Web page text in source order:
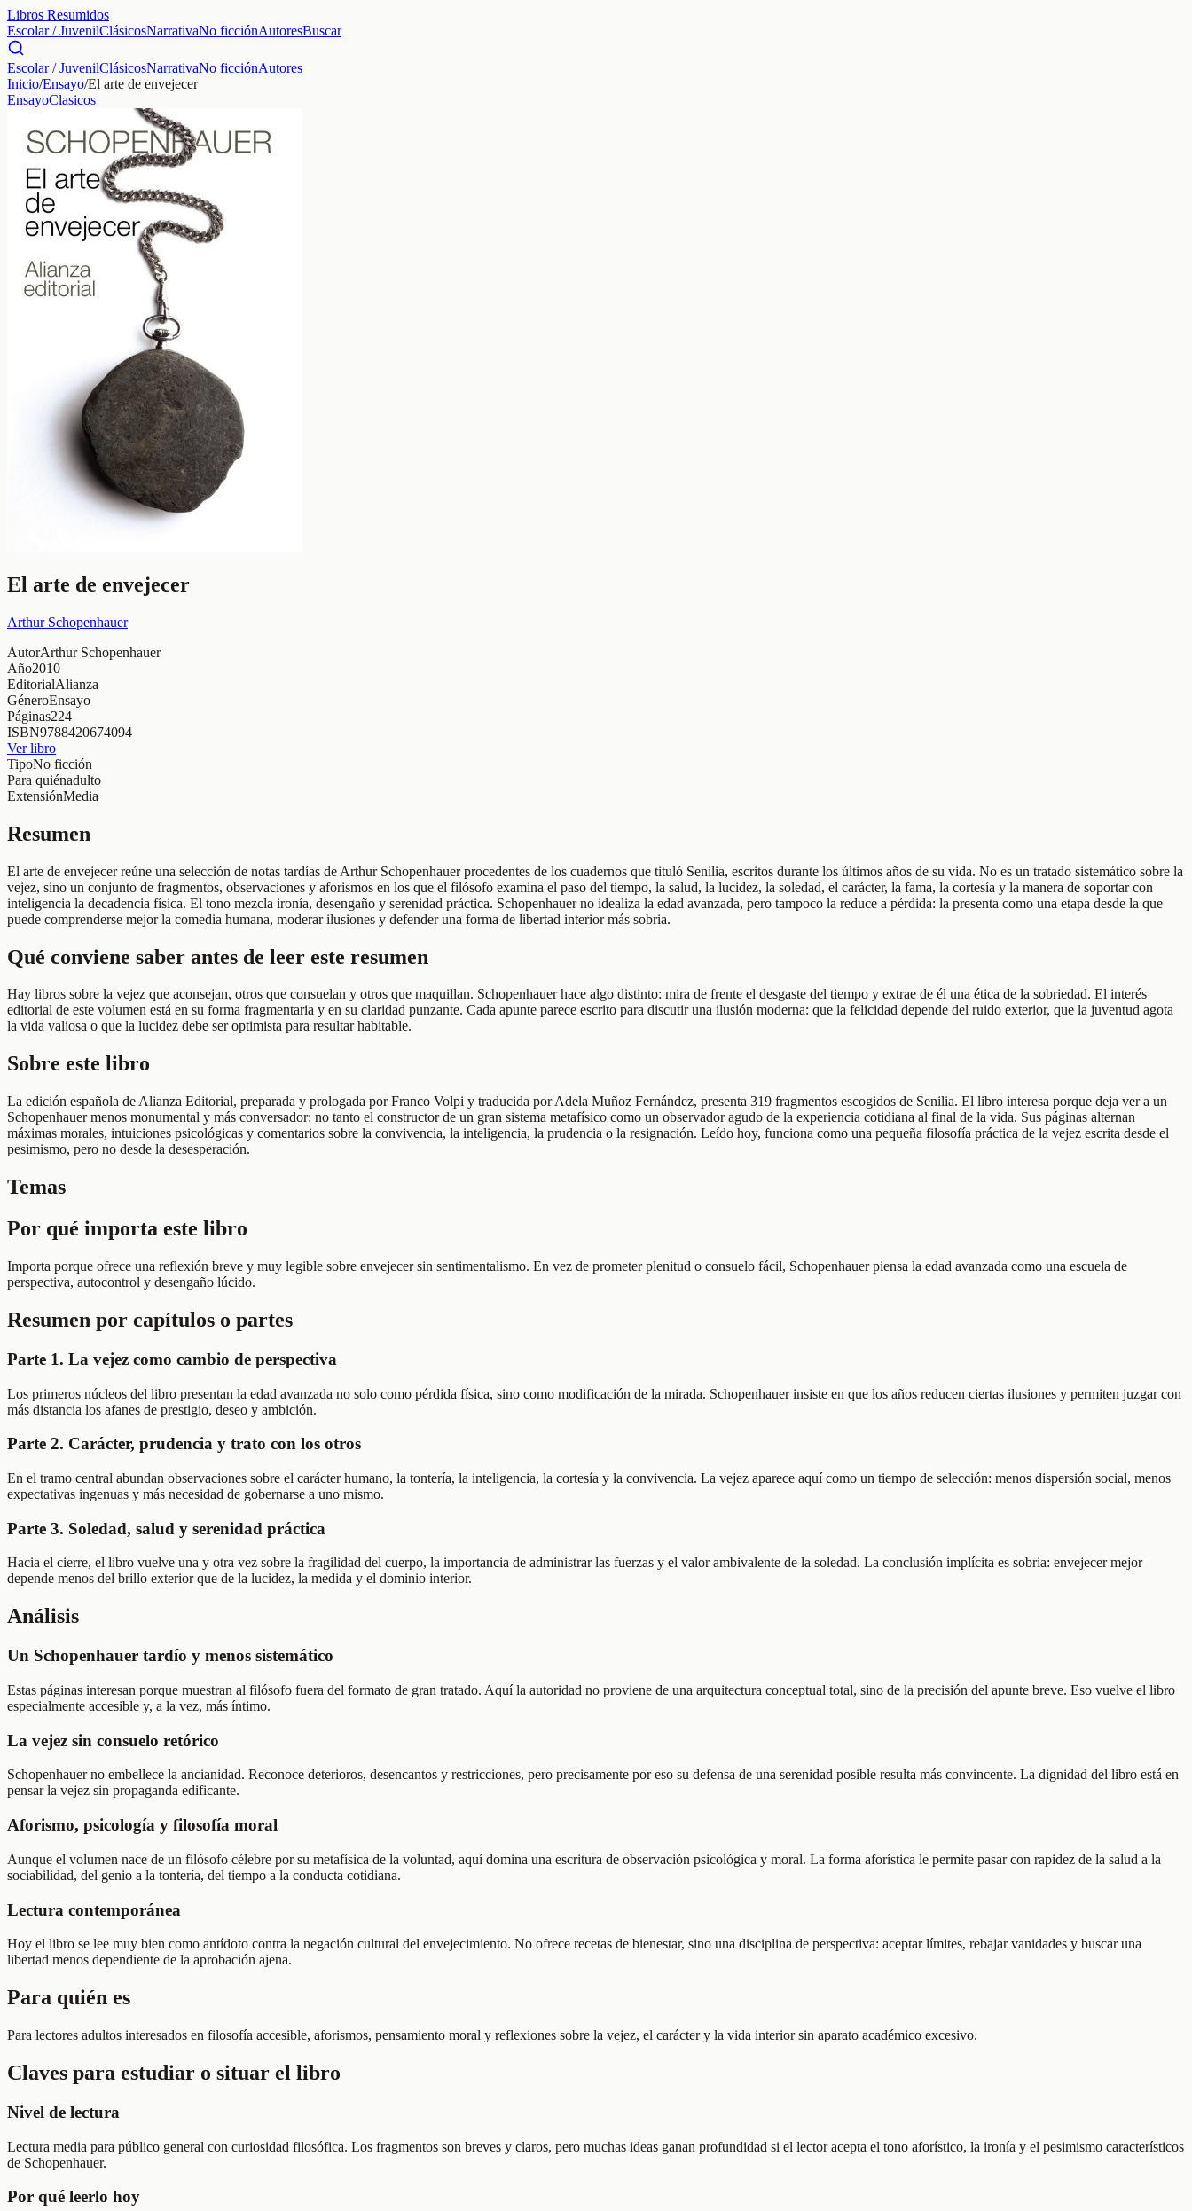
Libros Resumidos
Escolar / JuvenilClásicosNarrativaNo ficciónAutoresBuscar
Escolar / JuvenilClásicosNarrativaNo ficciónAutores
Inicio/Ensayo/El arte de envejecer
EnsayoClasicos
El arte de envejecer
Arthur Schopenhauer
AutorArthur Schopenhauer
Año2010
EditorialAlianza
GéneroEnsayo
Páginas224
ISBN9788420674094
Ver libro
TipoNo ficción
Para quiénadulto
ExtensiónMedia
Resumen
El arte de envejecer reúne una selección de notas tardías de Arthur Schopenhauer procedentes de los cuadernos que tituló Senilia, escritos durante los últimos años de su vida. No es un tratado sistemático sobre la
vejez, sino un conjunto de fragmentos, observaciones y aforismos en los que el filósofo examina el paso del tiempo, la salud, la lucidez, la soledad, el carácter, la fama, la cortesía y la manera de soportar con
inteligencia la decadencia física. El tono mezcla ironía, desengaño y serenidad práctica. Schopenhauer no idealiza la edad avanzada, pero tampoco la reduce a pérdida: la presenta como una etapa desde la que
puede comprenderse mejor la comedia humana, moderar ilusiones y defender una forma de libertad interior más sobria.
Qué conviene saber antes de leer este resumen
Hay libros sobre la vejez que aconsejan, otros que consuelan y otros que maquillan. Schopenhauer hace algo distinto: mira de frente el desgaste del tiempo y extrae de él una ética de la sobriedad. El interés
editorial de este volumen está en su forma fragmentaria y en su claridad punzante. Cada apunte parece escrito para discutir una ilusión moderna: que la felicidad depende del ruido exterior, que la juventud agota
la vida valiosa o que la lucidez debe ser optimista para resultar habitable.
Sobre este libro
La edición española de Alianza Editorial, preparada y prologada por Franco Volpi y traducida por Adela Muñoz Fernández, presenta 319 fragmentos escogidos de Senilia. El libro interesa porque deja ver a un
Schopenhauer menos monumental y más conversador: no tanto el constructor de un gran sistema metafísico como un observador agudo de la experiencia cotidiana al final de la vida. Sus páginas alternan
máximas morales, intuiciones psicológicas y comentarios sobre la convivencia, la inteligencia, la prudencia o la resignación. Leído hoy, funciona como una pequeña filosofía práctica de la vejez escrita desde el
pesimismo, pero no desde la desesperación.
Temas
Por qué importa este libro
Importa porque ofrece una reflexión breve y muy legible sobre envejecer sin sentimentalismo. En vez de prometer plenitud o consuelo fácil, Schopenhauer piensa la edad avanzada como una escuela de
perspectiva, autocontrol y desengaño lúcido.
Resumen por capítulos o partes
Parte 1. La vejez como cambio de perspectiva
Los primeros núcleos del libro presentan la edad avanzada no solo como pérdida física, sino como modificación de la mirada. Schopenhauer insiste en que los años reducen ciertas ilusiones y permiten juzgar con
más distancia los afanes de prestigio, deseo y ambición.
Parte 2. Carácter, prudencia y trato con los otros
En el tramo central abundan observaciones sobre el carácter humano, la tontería, la inteligencia, la cortesía y la convivencia. La vejez aparece aquí como un tiempo de selección: menos dispersión social, menos
expectativas ingenuas y más necesidad de gobernarse a uno mismo.
Parte 3. Soledad, salud y serenidad práctica
Hacia el cierre, el libro vuelve una y otra vez sobre la fragilidad del cuerpo, la importancia de administrar las fuerzas y el valor ambivalente de la soledad. La conclusión implícita es sobria: envejecer mejor
depende menos del brillo exterior que de la lucidez, la medida y el dominio interior.
Análisis
Un Schopenhauer tardío y menos sistemático
Estas páginas interesan porque muestran al filósofo fuera del formato de gran tratado. Aquí la autoridad no proviene de una arquitectura conceptual total, sino de la precisión del apunte breve. Eso vuelve el libro
especialmente accesible y, a la vez, más íntimo.
La vejez sin consuelo retórico
Schopenhauer no embellece la ancianidad. Reconoce deterioros, desencantos y restricciones, pero precisamente por eso su defensa de una serenidad posible resulta más convincente. La dignidad del libro está en
pensar la vejez sin propaganda edificante.
Aforismo, psicología y filosofía moral
Aunque el volumen nace de un filósofo célebre por su metafísica de la voluntad, aquí domina una escritura de observación psicológica y moral. La forma aforística le permite pasar con rapidez de la salud a la
sociabilidad, del genio a la tontería, del tiempo a la conducta cotidiana.
Lectura contemporánea
Hoy el libro se lee muy bien como antídoto contra la negación cultural del envejecimiento. No ofrece recetas de bienestar, sino una disciplina de perspectiva: aceptar límites, rebajar vanidades y buscar una
libertad menos dependiente de la aprobación ajena.
Para quién es
Para lectores adultos interesados en filosofía accesible, aforismos, pensamiento moral y reflexiones sobre la vejez, el carácter y la vida interior sin aparato académico excesivo.
Claves para estudiar o situar el libro
Nivel de lectura
Lectura media para público general con curiosidad filosófica. Los fragmentos son breves y claros, pero muchas ideas ganan profundidad si el lector acepta el tono aforístico, la ironía y el pesimismo característicos
de Schopenhauer.
Por qué leerlo hoy